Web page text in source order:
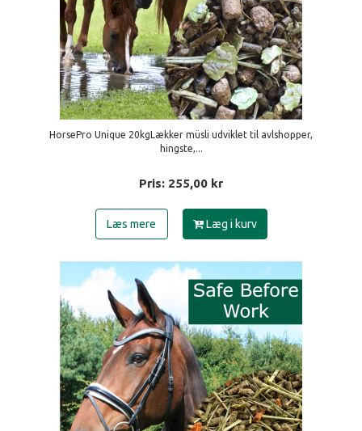
HorsePro Unique 20kgLækker müsli udviklet til avlshopper,
hingste,...
Pris: 255,00 kr
Læs mere Læg i kurv